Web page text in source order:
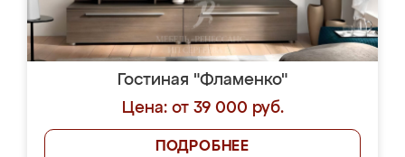
Гостиная "Фламенко"
Цена: от 39 000 руб.
ПОДРОБНЕЕ